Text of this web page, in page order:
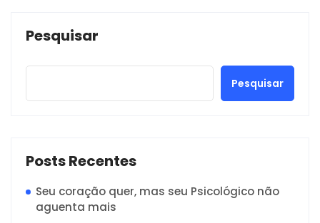
Pesquisar
Pesquisar
Posts Recentes
Seu coração quer, mas seu Psicológico não
aguenta mais